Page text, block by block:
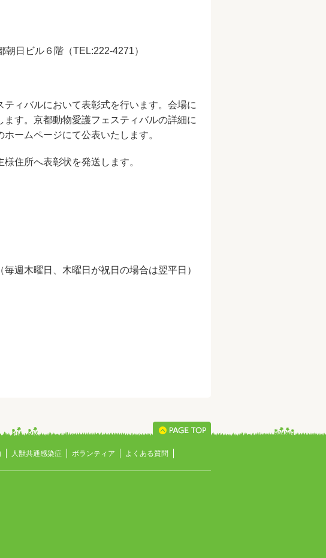
日ビル６階（TEL:222-4271）
ィバルにおいて表彰式を行います。会場に
す。京都動物愛護フェスティバルの詳細に
ームページにて公表いたします。
住所へ表彰状を発送します。
週木曜日、木曜日が祝日の場合は翌平日）
人獣共通感染症 ボランティア よくある質問